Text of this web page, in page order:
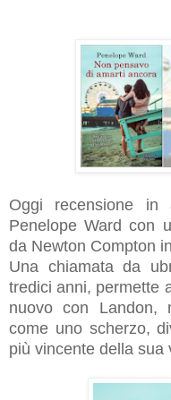
Oggi recensione in
Penelope Ward con
da Newton Compton
Una chiamata da
tredici anni, permette
nuovo con Landon,
come uno scherzo,
più vincente della